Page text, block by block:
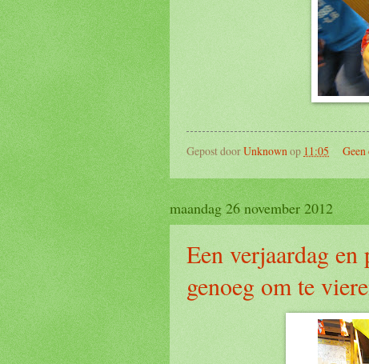
Gepost doorUnknownop 11:05
maandag 26 november 2012
Een verjaardag
genoeg om te